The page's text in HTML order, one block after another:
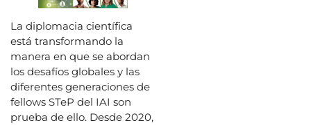
La diplomacia científica
está transformando la
manera en que se abordan
los desafíos globales y las
diferentes generaciones de
fellows STeP del IAI son
prueba de ello. Desde 2020,